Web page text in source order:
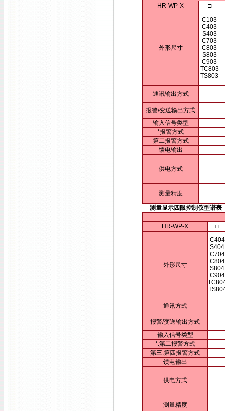
HR-WP-X
□
外形尺寸
C103
C403
S403
C703
C803
S803
C903
TC803
TS803
通讯输出方式
报警/变送输出方式
输入信号类型
*报警方式
第二报警方式
馈电输出
供电方式
测量精度
测量显示四限控制仪型谱表
HR-WP-X □
外形尺寸
C404
S404
C704
C804
S804
C904
通讯方式
报警/变送输出方式
输入信号类型
*.第二报警方式
第三.第四报警方式
馈电输出
供电方式
测量精度